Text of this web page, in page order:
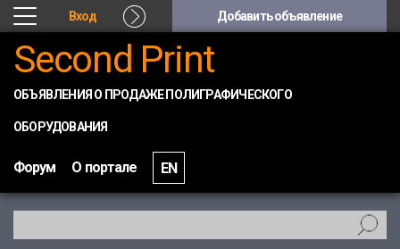
Вход Добавить объявление
Second Print
ОБЪЯВЛЕНИЯ О ПРОДАЖЕ ПОЛИГРАФИЧЕСКОГО
ОБОРУДОВАНИЯ
Форум О портале EN